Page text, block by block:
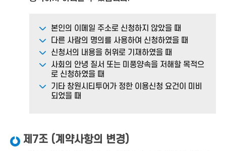
본인의 이메일 주소로 신청하지 않았을 때
다른 사람의 명의를 사용하여 신청하였을 때
신청서의 내용을 허위로 기재하였을 때
사회의 안녕 질서 또는 미풍양속을 저해할 목적으
로 신청하였을 때
기타 창원시티투어가 정한 이용신청 요건이 미비
되었을 때
제7조 (계약사항의 변경)